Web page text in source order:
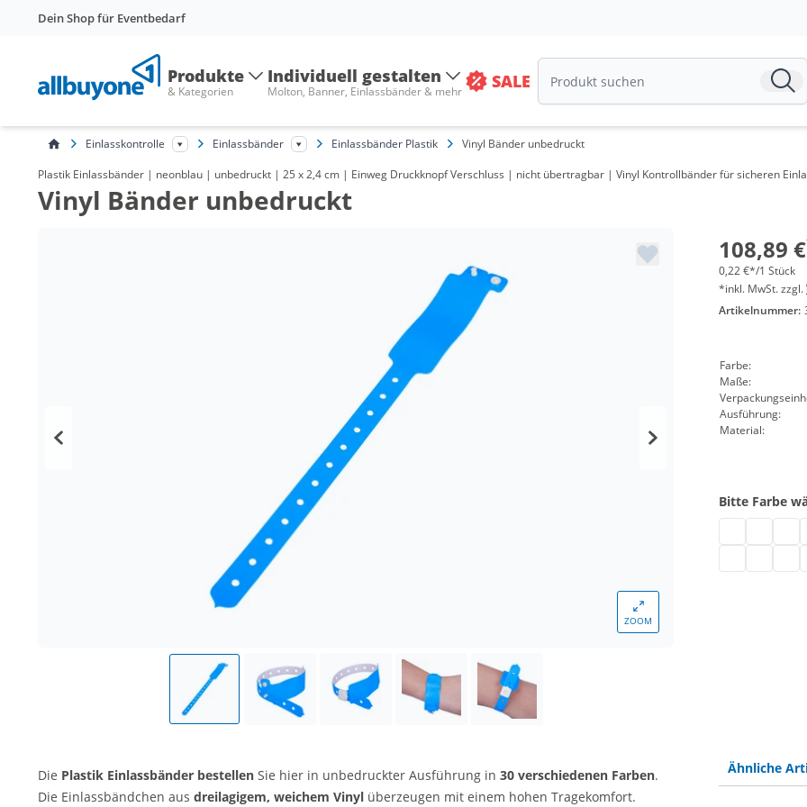
Dein Shop für Eventbedarf
Produkte
& Kategorien
Individuell gestalten
Molton, Banner, Einlassbänder & mehr SALE
Einlasskontrolle Einlassbänder Einlassbänder Plastik Vinyl Bänder unbedruckt
Plastik Einlassbänder | neonblau | unbedruckt | 25 x 2,4 cm | Einweg Druckknopf Verschluss | nicht übertragbar | Vinyl Kontrollbänder für sicheren
Vinyl Bänder unbedruckt
ZOOM
108,89 €
ab 2
ab 6
ab
ab
0,22 €*/1 Stück
*inkl. MwSt. zzgl.
Artikelnummer:
Farbe:
Maße:
Ausführung:
Material:
Bitte Farbe
Die Plastik Einlassbänder bestellen Sie hier in unbedruckter Ausführung in 30 verschiedenen Farben.
Die Einlassbändchen aus dreilagigem, weichem Vinyl überzeugen mit einem hohen Tragekomfort.
Ähnliche